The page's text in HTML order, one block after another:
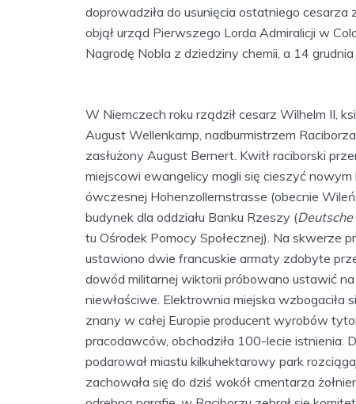
doprowadziła do usunięcia ostatniego cesarza
objął urząd Pierwszego Lorda Admiralicji w
Nagrodę Nobla z dziedziny chemii, a 14
W Niemczech roku rządził cesarz Wilhelm II,
August Wellenkamp, nadburmistrzem
zasłużony August Bernert. Kwitł raciborski
miejscowi ewangelicy mogli się cieszyć
ówczesnej Hohenzollernstrasse (obecnie
budynek dla oddziału Banku Rzeszy (
tu Ośrodek Pomocy Społecznej). Na skwerze
ustawiono dwie francuskie armaty zdobyte
dowód militarnej wiktorii próbowano ustawić
niewłaściwe. Elektrownia miejska wzbogaciła
znany w całej Europie producent wyrobów
pracodawców, obchodziła 100-lecie istnienia.
podarował miastu kilkuhektarowy park
zachowała się do dziś wokół cmentarza